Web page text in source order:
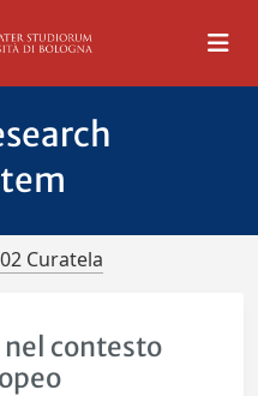
Curatela
contesto